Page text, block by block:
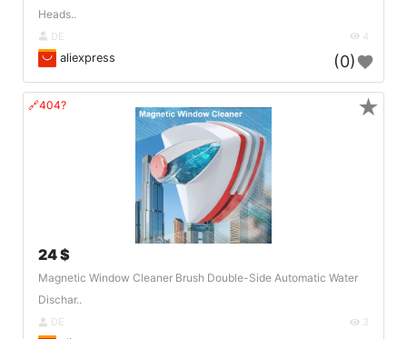
Heads..
DE 4
aliexpress (0)
🔗404?
24 $
Magnetic Window Cleaner Brush Double-Side Automatic Water
Dischar..
DE 3
★